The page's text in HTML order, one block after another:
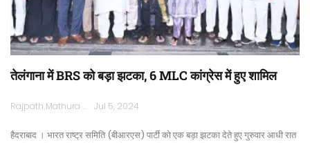
तेलंगाना में BRS को बड़ा झटका, 6 MLC कांग्रेस में हुए शामिल
Rajpath Mathura Jul 5, 2024
हैदराबाद । भारत राष्ट्र समिति (बीआरएस) पार्टी को एक बड़ा झटका देते हुए गुरुवार आधी रात